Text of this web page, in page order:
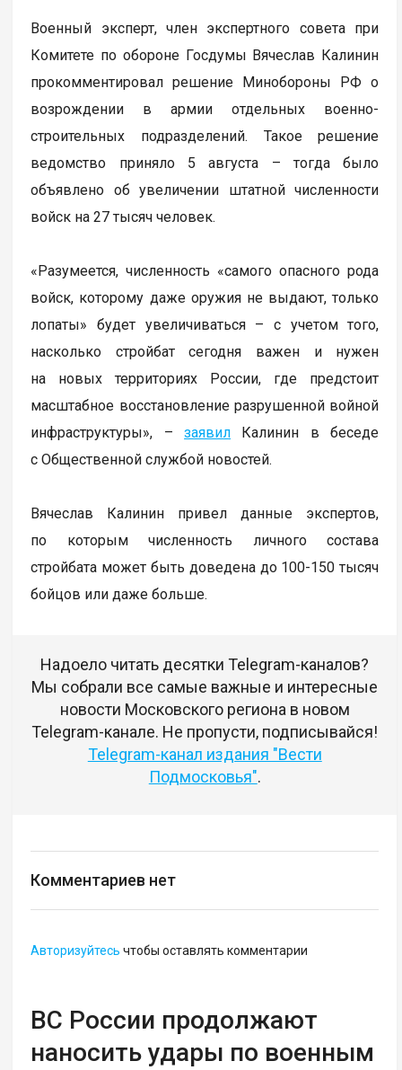
Военный эксперт, член экспертного совета при
Комитете по обороне Госдумы Вячеслав Калинин
прокомментировал решение Минобороны РФ о
возрождении в армии отдельных военно-
строительных подразделений. Такое решение
ведомство приняло 5 августа – тогда было
объявлено об увеличении штатной численности
войск на 27 тысяч человек.
«Разумеется, численность «самого опасного рода
войск, которому даже оружия не выдают, только
лопаты» будет увеличиваться – с учетом того,
насколько стройбат сегодня важен и нужен
на новых территориях России, где предстоит
масштабное восстановление разрушенной войной
инфраструктуры», –заявил Калинин в беседе
с Общественной службой новостей.
Вячеслав Калинин привел данные экспертов,
по которым численность личного состава
стройбата может быть доведена до 100-150 тысяч
бойцов или даже больше.
Надоело читать десятки Telegram-каналов?
Мы собрали все самые важные и интересные
новости Московского региона в новом
Telegram-канале. Не пропусти, подписывайся!
Telegram-канал издания "Вести
Подмосковья".
Комментариев нет
Авторизуйтесь чтобы оставлять комментарии
ВС России продолжают
наносить удары по военным